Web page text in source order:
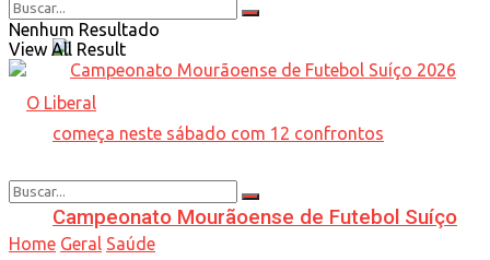
Campeonato Mourãoense de Futebol Suíço
Nenhum Resultado
View All Result
Home Geral Saúde